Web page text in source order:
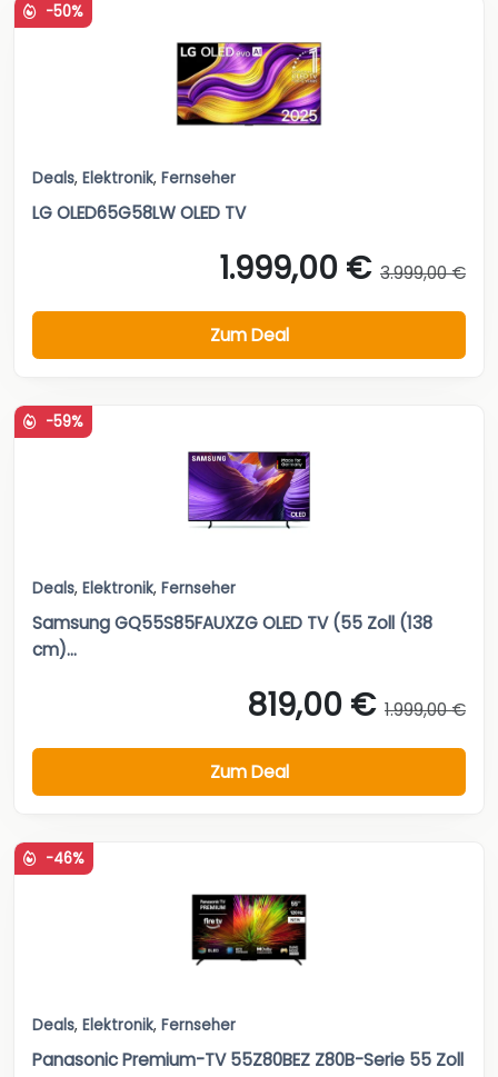
-50%
Deals, Elektronik, Fernseher
LG OLED65G58LW OLED TV
1.999,00 € 3.999,00 €
Zum Deal
-59%
Deals, Elektronik, Fernseher
Samsung GQ55S85FAUXZG OLED TV (55 Zoll (138
cm)...
819,00 € 1.999,00 €
Zum Deal
-46%
Deals, Elektronik, Fernseher
Panasonic Premium-TV 55Z80BEZ Z80B-Serie 55 Zoll